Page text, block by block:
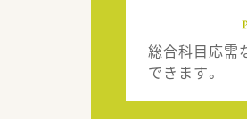
総合科目応需
できます。